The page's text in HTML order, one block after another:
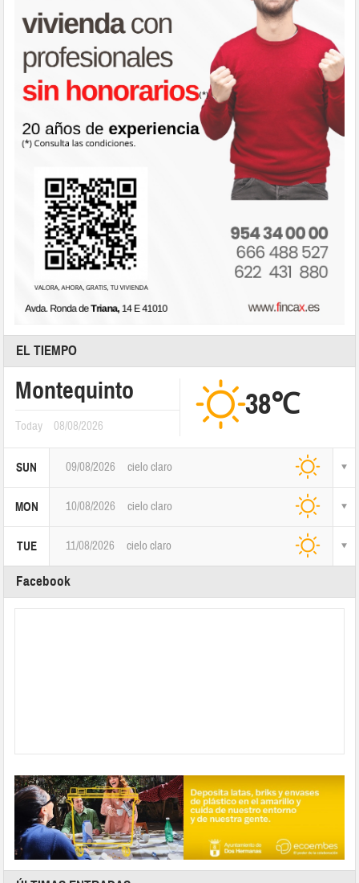
EL TIEMPO
Montequinto
Today 08/08/2026
38℃
SUN 09/08/2026 cielo claro
MON 10/08/2026 cielo claro
TUE 11/08/2026 cielo claro
Facebook